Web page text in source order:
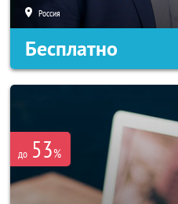
Россия
Бесплатно
до 53%